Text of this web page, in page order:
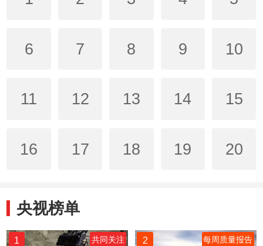
6 7 8 9 10
11 12 13 14 15
16 17 18 19 20
央视榜单
1 共同关注 2 每周质量报告